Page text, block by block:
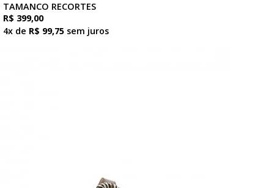
TAMANCO RECORTES
R$ 399,00
4x de R$ 99,75 sem juros